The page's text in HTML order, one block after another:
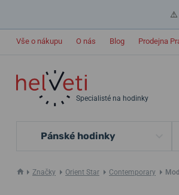
⚠️
Vše o nákupu O nás Blog Prodejna
Specialisté na hodinky
Pánské hodinky
Značky Orient Star Contemporary